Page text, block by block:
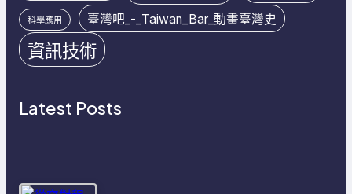
科學應用 臺灣吧_-_Taiwan_Bar_動畫臺灣史
資訊技術
Latest Posts